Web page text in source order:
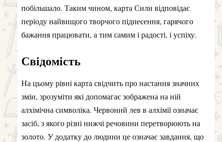
побільшало. Таким чином, карта Сили відповідає
періоду найвищого творчого піднесення, гарячого
бажання працювати, а тим самим і радості, і успіху.
Свідомість
На цьому рівні карта свідчить про настання значних
змін, зрозуміти які допомагає зображена на ній
алхімічна символіка. Червоний лев в алхімії означає
засіб, з якого різні нижчі речовини перетворюють на
золото. У додатку до людини це означає завдання, що